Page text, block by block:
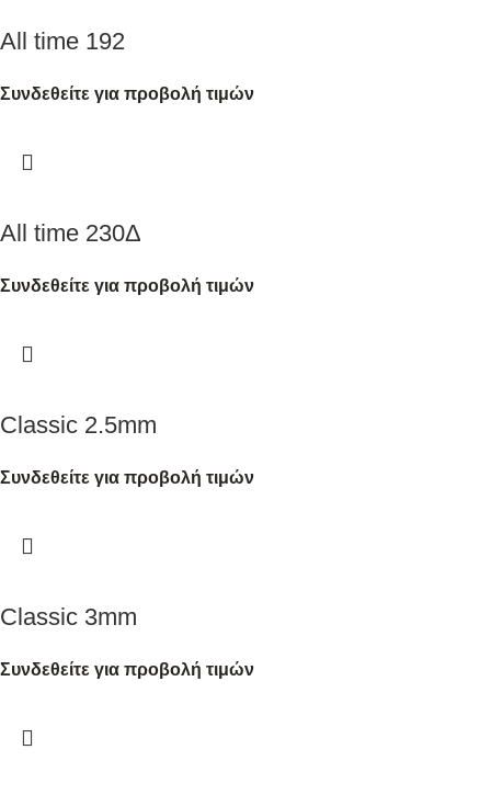
All time 192
Συνδεθείτε για προβολή τιμών
All time 230Δ
Συνδεθείτε για προβολή τιμών
Classic 2.5mm
Συνδεθείτε για προβολή τιμών
Classic 3mm
Συνδεθείτε για προβολή τιμών